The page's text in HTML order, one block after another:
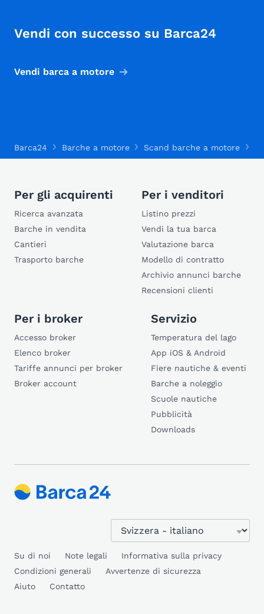
Vendi con successo su Barca24
Vendi barca a motore
Barca24 Barche a motore Scand barche a motore
Per gli acquirenti
Ricerca avanzata
Barche in vendita
Cantieri
Trasporto barche
Per i venditori
Listino prezzi
Vendi la tua barca
Valutazione barca
Modello di contratto
Archivio annunci barche
Recensioni clienti
Per i broker
Accesso broker
Elenco broker
Tariffe annunci per broker
Broker account
Servizio
Temperatura del lago
App iOS & Android
Fiere nautiche & eventi
Barche a noleggio
Scuole nautiche
Pubblicità
Downloads
Su di noi Note legali
Informativa sulla privacy
Condizioni generali
Avvertenze di sicurezza
Aiuto
Contatto